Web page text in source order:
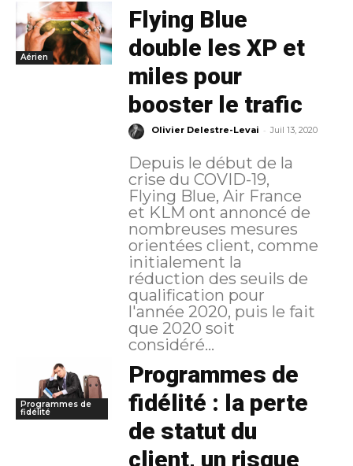
Aérien
Flying Blue
double les XP et
miles pour
booster le trafic
Olivier Delestre-Levai - Juil 13, 2020
Depuis le début de la
crise du COVID-19,
Flying Blue, Air France
et KLM ont annoncé de
nombreuses mesures
orientées client, comme
initialement la
réduction des seuils de
qualification pour
l'année 2020, puis le fait
que 2020 soit
considéré...
Programmes de
fidélité
Programmes de
fidélité : la perte
de statut du
client, un risque